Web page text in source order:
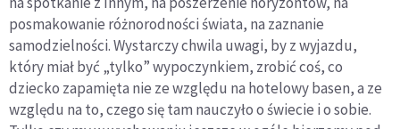
posmakowanie różnorodności świata, na zaznanie
samodzielności. Wystarczy chwila uwagi, by z wyjazdu,
który miał być „tylko” wypoczynkiem, zrobić coś, co
dziecko zapamięta nie ze względu na hotelowy basen, a ze
względu na to, czego się tam nauczyło o świecie i o sobie.